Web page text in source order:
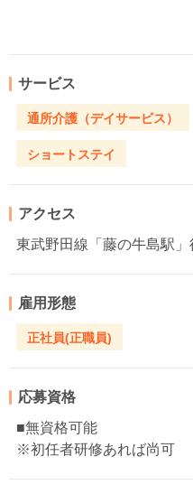
サービス
通所介護（デイサービス）
ショートステイ
アクセス
東武野田線「藤の牛島駅」
雇用形態
正社員(正職員)
応募資格
■無資格可能
※初任者研修あれば尚可